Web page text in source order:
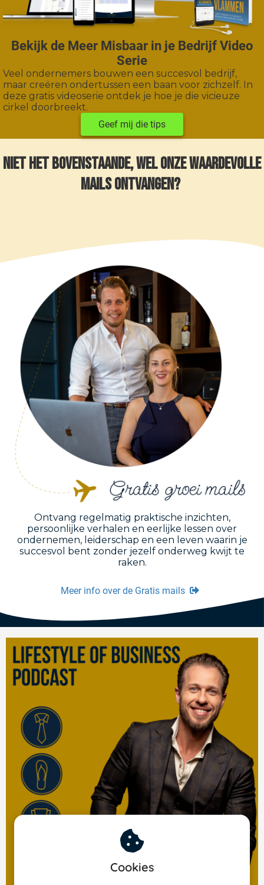
Bekijk de Meer Misbaar in je Bedrijf Video
Serie
Veel ondernemers bouwen een succesvol bedrijf,
maar creëren ondertussen een baan voor zichzelf. In
deze gratis videoserie ontdek je hoe je die vicieuze
cirkel doorbreekt.
Geef mij die tips
Niet het bovenstaande, wel onze waardevolle
mails ontvangen?
Ontvang regelmatig praktische inzichten,
persoonlijke verhalen en eerlijke lessen over
ondernemen, leiderschap en een leven waarin je
succesvol bent zonder jezelf onderweg kwijt te
raken.
Meer info over de Gratis mails
Cookies